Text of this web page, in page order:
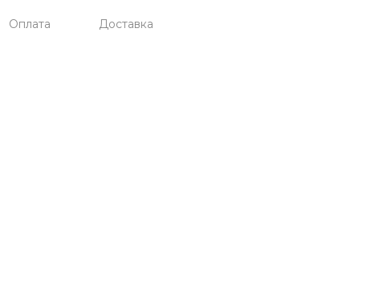
Оплата Доставка